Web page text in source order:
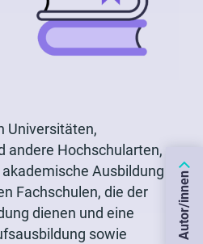
Universitäten,
andere Hochschularten,
Ausbildung
Fachschulen, die der
dienen und eine
sowie
Autor/innen